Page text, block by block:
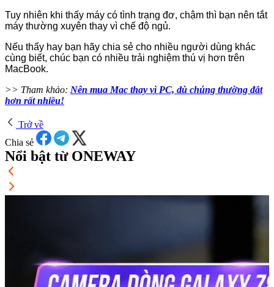
Tuy nhiên khi thấy máy có tình trạng đơ, chậm thì bạn nên tắt
máy thường xuyên thay vì chế độ ngủ.
Nếu thấy hay bạn hãy chia sẻ cho nhiều người dùng khác
cùng biết, chúc bạn có nhiều trải nghiệm thú vị hơn trên
MacBook.
>> Tham khảo: Nên mua Mac thay vì PC, dù chúng thường đắt
hơn rất nhiều!
Trở về
Chia sẻ
Nổi bật từ ONEWAY